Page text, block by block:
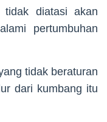
diatasi akan
pertumbuhan
tidak beraturan
dari kumbang itu